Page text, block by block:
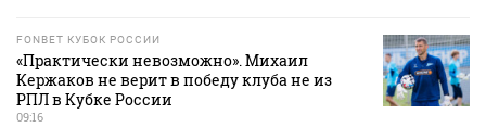
FONBET КУБОК РОССИИ
«Практически невозможно». Михаил
Кержаков не верит в победу клуба не из
РПЛ в Кубке России
09:16